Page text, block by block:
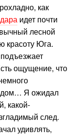
как
идет почти
лесной
красоту Юга.
ощущение, что
Я ожидал
какой-
след.
удивлять,